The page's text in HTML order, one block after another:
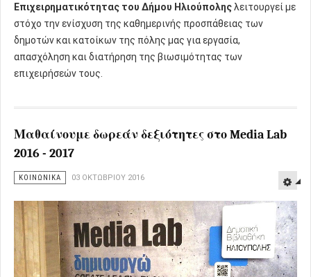
Επιχειρηματικότητας του Δήμου Ηλιούποληςλειτουργεί με
στόχο την ενίσχυση της καθημερινής προσπάθειας των
δημοτών και κατοίκων της πόλης μας για εργασία,
απασχόληση και διατήρηση της βιωσιμότητας των
επιχειρήσεών τους.
Μαθαίνουμε δωρεάν δεξιότητες στο Media Lab
2016 - 2017
ΚΟΙΝΩΝΙΚΑ 03 ΟΚΤΩΒΡΊΟΥ 2016